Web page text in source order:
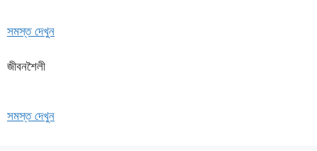
সমস্ত দেখুন
জীবনশৈলী
সমস্ত দেখুন